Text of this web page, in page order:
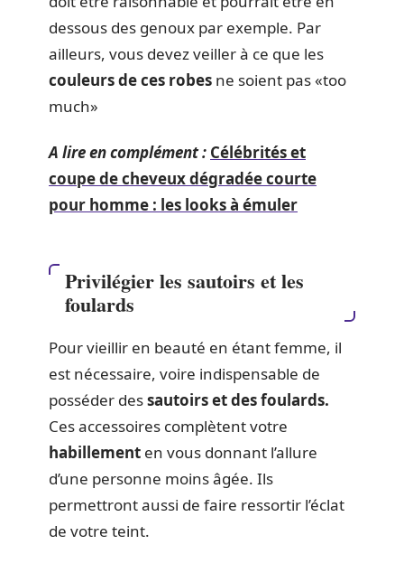
dessous des genoux par exemple. Par
ailleurs, vous devez veiller à ce que les
couleurs de ces robes ne soient pas «too
much»
A lire en complément : Célébrités et
coupe de cheveux dégradée courte
pour homme : les looks à émuler
Privilégier les sautoirs et les
foulards
Pour vieillir en beauté en étant femme, il
est nécessaire, voire indispensable de
posséder dessautoirs et des foulards.
Ces accessoires complètent votre
habillement en vous donnant l’allure
d’une personne moins âgée. Ils
permettront aussi de faire ressortir l’éclat
de votre teint.